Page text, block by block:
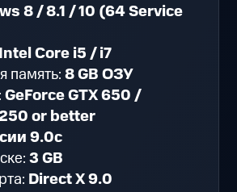
8 / 8.1 / 10 (64 Service
Intel Core i5 / i7
память:8 GB ОЗУ
GeForce GTX 650 /
or better
9.0c
3 GB
Direct X 9.0